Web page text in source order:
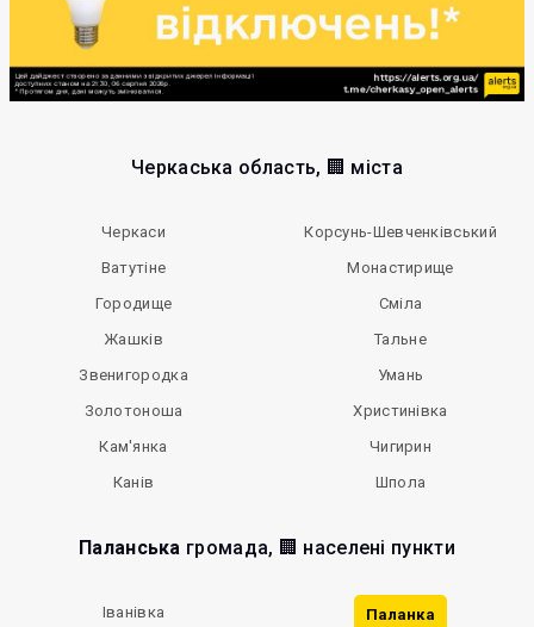
Черкаська область, 🏢 міста
Черкаси
Ватутіне
Городище
Жашків
Звенигородка
Золотоноша
Кам'янка
Канів
Корсунь-Шевченківський
Монастирище
Сміла
Тальне
Умань
Христинівка
Чигирин
Шпола
Паланська громада, 🏢 населені пункти
Іванівка
Паланка